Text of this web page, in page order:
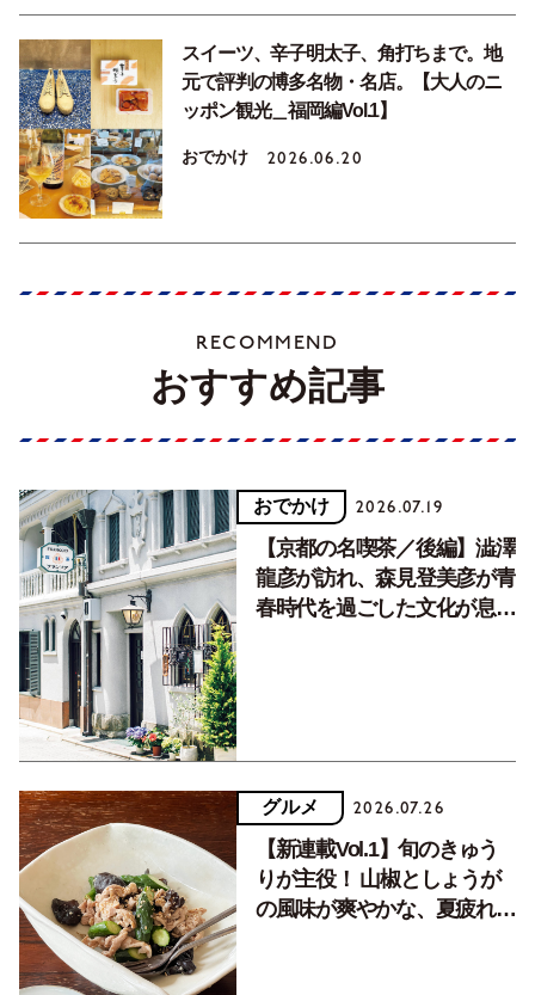
スイーツ、辛子明太子、角打ちまで。地
元で評判の博多名物・名店。【大人のニ
ッポン観光＿福岡編Vol.1】
おでかけ 2026.06.20
RECOMMEND
おすすめ記事
おでかけ 2026.07.19
【京都の名喫茶／後編】澁澤
龍彦が訪れ、森見登美彦が青
春時代を過ごした文化が息づ
グルメ 2026.07.26
【新連載Vol.1】旬のきゅう
りが主役！ 山椒としょうが
の風味が爽やかな、夏疲れを